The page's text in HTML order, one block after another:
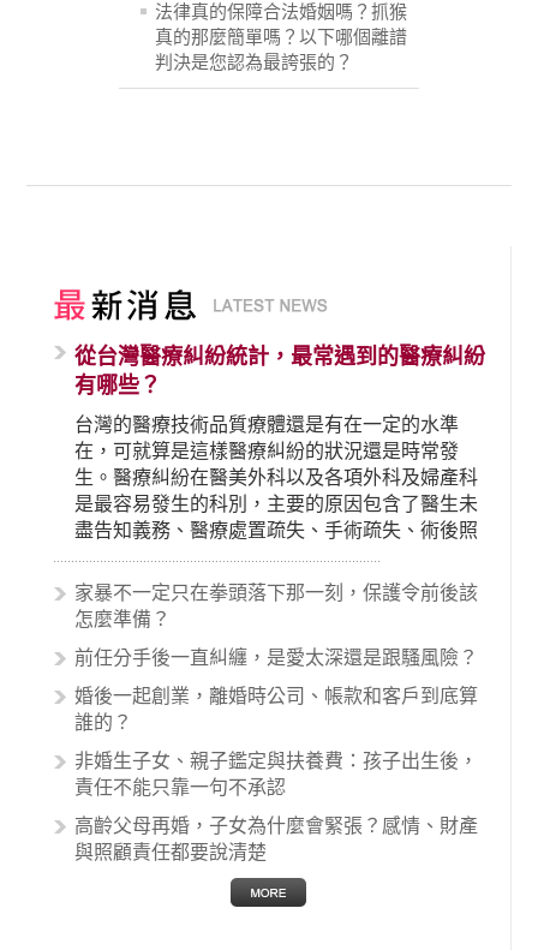
法律真的保障合法婚姻嗎？抓猴
真的那麼簡單嗎？以下哪個離譜
判決是您認為最誇張的？
從台灣醫療糾紛統計，最常遇到的醫療糾紛
有哪些？
台灣的醫療技術品質療體還是有在一定的水準
在，可就算是這樣醫療糾紛的狀況還是時常發
生。醫療糾紛在醫美外科以及各項外科及婦產科
是最容易發生的科別，主要的原因包含了醫生未
盡告知義務、醫療處置疏失、手術疏失、術後照
顧失當、醫療費用的收取。雖然醫學進步，但醫
生與病患之間引起的糾紛還是經常發生。很多案
例中最後都走向訴訟流程，我們如果不幸遇到相
的內容其實非常多，有些案例…
家暴不一定只在拳頭落下那一刻，保護令前後該
怎麼準備？
前任分手後一直糾纏，是愛太深還是跟騷風險？
婚後一起創業，離婚時公司、帳款和客戶到底算
誰的？
非婚生子女、親子鑑定與扶養費：孩子出生後，
責任不能只靠一句不承認
高齡父母再婚，子女為什麼會緊張？感情、財產
與照顧責任都要說清楚